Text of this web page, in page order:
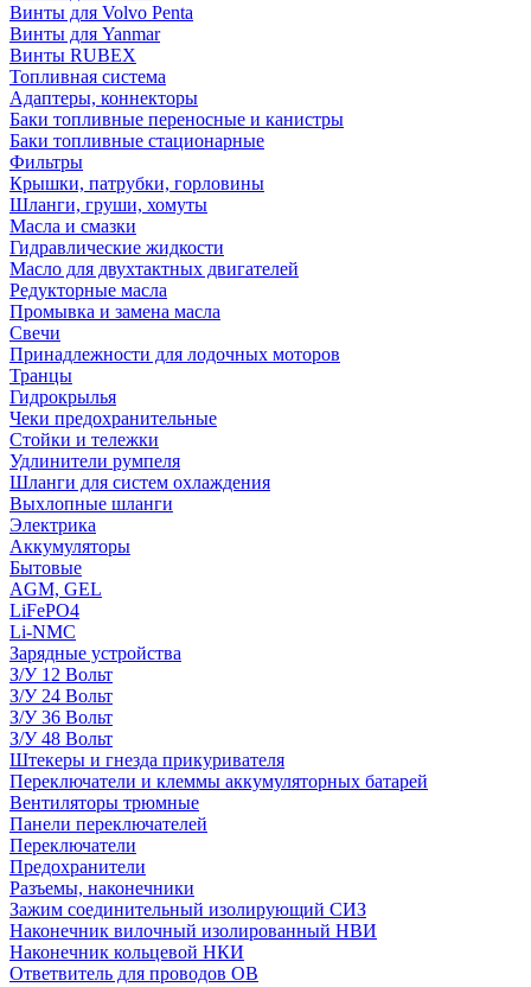
Винты для Volvo Penta
Винты для Yanmar
Винты RUBEX
Топливная система
Адаптеры, коннекторы
Баки топливные переносные и канистры
Баки топливные стационарные
Фильтры
Крышки, патрубки, горловины
Шланги, груши, хомуты
Масла и смазки
Гидравлические жидкости
Масло для двухтактных двигателей
Редукторные масла
Промывка и замена масла
Свечи
Принадлежности для лодочных моторов
Транцы
Гидрокрылья
Чеки предохранительные
Стойки и тележки
Удлинители румпеля
Шланги для систем охлаждения
Выхлопные шланги
Электрика
Аккумуляторы
Бытовые
AGM, GEL
LiFePO4
Li-NMC
Зарядные устройства
З/У 12 Вольт
З/У 24 Вольт
З/У 36 Вольт
З/У 48 Вольт
Штекеры и гнезда прикуривателя
Переключатели и клеммы аккумуляторных батарей
Вентиляторы трюмные
Панели переключателей
Переключатели
Предохранители
Разъемы, наконечники
Зажим соединительный изолирующий СИЗ
Наконечник вилочный изолированный НВИ
Наконечник кольцевой НКИ
Ответвитель для проводов ОВ